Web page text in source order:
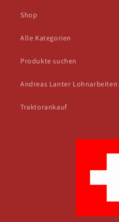
Shop
Alle Kategorien
Produkte suchen
Andreas Lanter Lohnarbeiten
Traktorankauf